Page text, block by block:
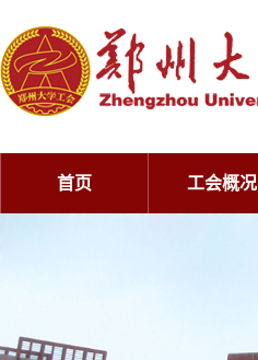
首页 工会概况